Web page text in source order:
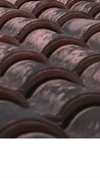
votre
d’une
vous
plus
30% sur la
toute
Brun
Ayant les
travailler avec tous
laine de verre, la
chanvre, laines de
ouate de cellulose
minéraux comme
cellulaire. Vous
renovation pour le
d’isolation qu’ils
renouvelables ;